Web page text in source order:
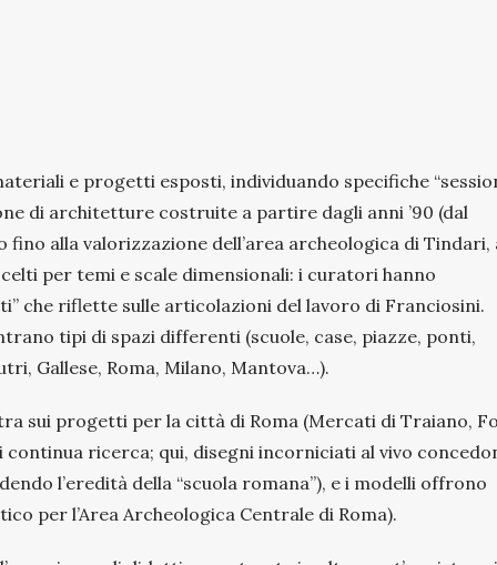
e progetti esposti, individuando specifiche
di architetture costruite a partire dagli anni ’90 (dal
alla valorizzazione dell’area archeologica di Tindari,
per temi e scale dimensionali: i curatori hanno
che riflette sulle articolazioni del lavoro di Franciosini.
tipi di spazi differenti (scuole, case, piazze, ponti,
Gallese, Roma, Milano, Mantova…).
sui progetti per la città di Roma (Mercati di Traiano,
continua ricerca; qui, disegni incorniciati al vivo
l’eredità della “scuola romana”), e i modelli offrono
per l’Area Archeologica Centrale di Roma).